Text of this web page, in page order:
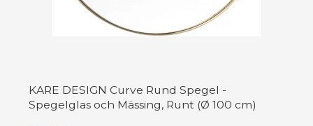
KARE DESIGN Curve Rund Spegel -
Spegelglas och Mässing, Runt (Ø 100 cm)